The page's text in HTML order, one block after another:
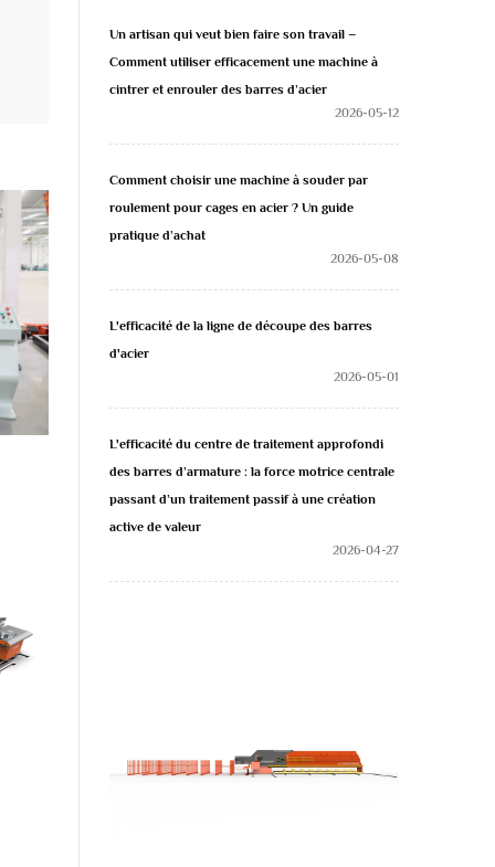
Un artisan qui veut bien faire son travail –
Comment utiliser efficacement une machine à
cintrer et enrouler des barres d’acier
2026-05-12
Comment choisir une machine à souder par
roulement pour cages en acier ? Un guide
pratique d’achat
2026-05-08
L'efficacité de la ligne de découpe des barres
d'acier
2026-05-01
L'efficacité du centre de traitement approfondi
des barres d’armature : la force motrice centrale
passant d’un traitement passif à une création
active de valeur
2026-04-27